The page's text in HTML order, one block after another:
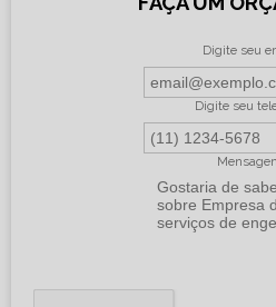
Digite seu
Digite seu